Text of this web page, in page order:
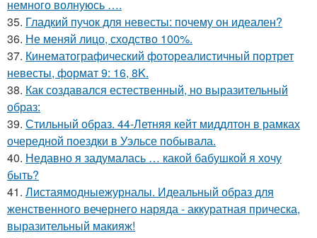
немного волнуюсь ….
35. Гладкий пучок для невесты: почему он идеален?
36. Не меняй лицо, сходство 100%.
37. Кинематографический фотореалистичный портрет
невесты, формат 9: 16, 8K.
38. Как создавался естественный, но выразительный
образ:
39. Стильный образ. 44-Летняя кейт миддлтон в рамках
очередной поездки в Уэльсе побывала.
40. Недавно я задумалась … какой бабушкой я хочу
быть?
41. Листаямодныежурналы. Идеальный образ для
женственного вечернего наряда - аккуратная прическа,
выразительный макияж!